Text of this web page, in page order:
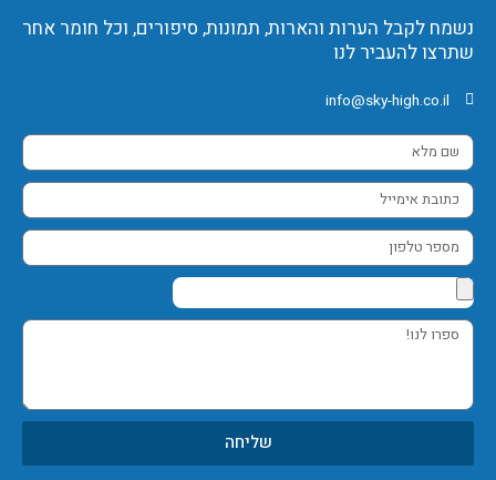
נשמח לקבל הערות והארות, תמונות, סיפורים, וכל חומר אחר
שתרצו להעביר לנו
info@sky-high.co.il
שם
מלא
כתובת
אימייל
מספר
טלפון
ספרו
שליחה